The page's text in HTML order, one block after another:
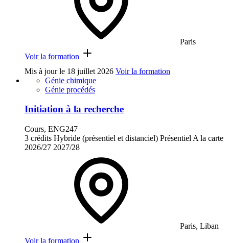
Paris
Voir la formation
Mis à jour le 18 juillet 2026 Voir la formation
Génie chimique
Génie procédés
Initiation à la recherche
Cours, ENG247
3 crédits Hybride (présentiel et distanciel) Présentiel A la carte
2026/27 2027/28
Paris, Liban
Voir la formation